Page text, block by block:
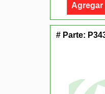
Agregar
# Parte: